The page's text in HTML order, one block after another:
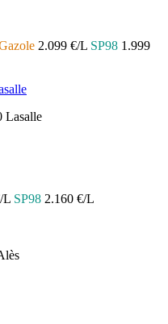
2.099 €/L SP98 1.999
Lasalle
L SP98 2.160 €/L